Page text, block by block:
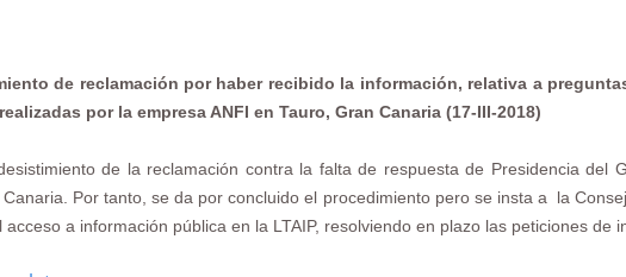
de reclamación por haber recibido la información, relativa a
por la empresa ANFI en Tauro, Gran Canaria (17-III-2018)
de la reclamación contra la falta de respuesta de Presidencia del
Por tanto, se da por concluido el procedimiento pero se insta a la
a información pública en la LTAIP, resolviendo en plazo las peticiones de